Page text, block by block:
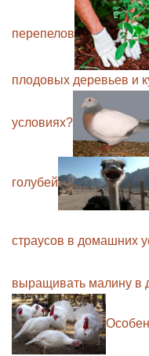
перепелов
плодовых деревьев и
условиях?
голубей
страусов в домашних
выращивать малину в